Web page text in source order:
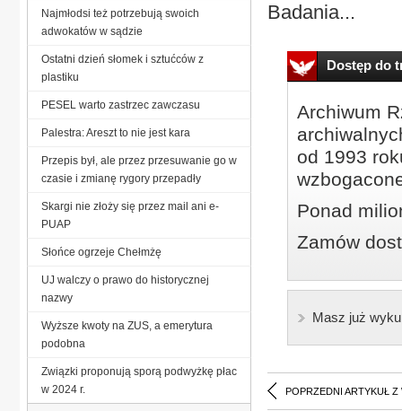
Badania...
Dostęp do
Archiwum
od 1993
Ponad
Zamów
Masz już
POPRZEDNI ARTYKUŁ Z
Najmłodsi też potrzebują swoich
adwokatów w sądzie
Ostatni dzień słomek i sztućców z
plastiku
PESEL warto zastrzec zawczasu
Palestra: Areszt to nie jest kara
Przepis był, ale przez przesuwanie go w
czasie i zmianę rygory przepadły
Skargi nie złoży się przez mail ani e-
PUAP
Słońce ogrzeje Chełmżę
UJ walczy o prawo do historycznej
nazwy
Wyższe kwoty na ZUS, a emerytura
podobna
Związki proponują sporą podwyżkę płac
w 2024 r.